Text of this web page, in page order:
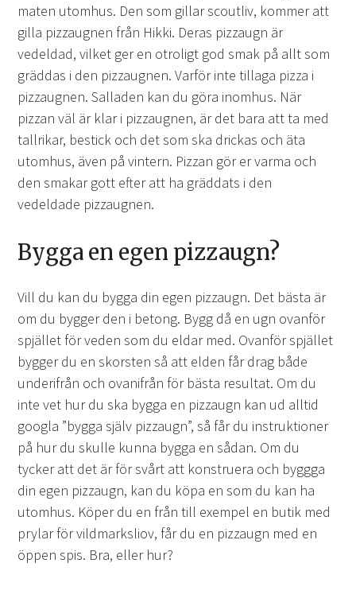
maten utomhus. Den som gillar scoutliv, kommer att
gilla pizzaugnen från Hikki. Deras pizzaugn är
vedeldad, vilket ger en otroligt god smak på allt som
gräddas i den pizzaugnen. Varför inte tillaga pizza i
pizzaugnen. Salladen kan du göra inomhus. När
pizzan väl är klar i pizzaugnen, är det bara att ta med
tallrikar, bestick och det som ska drickas och äta
utomhus, även på vintern. Pizzan gör er varma och
den smakar gott efter att ha gräddats i den
vedeldade pizzaugnen.
Bygga en egen pizzaugn?
Vill du kan du bygga din egen pizzaugn. Det bästa är
om du bygger den i betong. Bygg då en ugn ovanför
spjället för veden som du eldar med. Ovanför spjället
bygger du en skorsten så att elden får drag både
underifrån och ovanifrån för bästa resultat. Om du
inte vet hur du ska bygga en pizzaugn kan ud alltid
googla ”bygga själv pizzaugn”, så får du instruktioner
på hur du skulle kunna bygga en sådan. Om du
tycker att det är för svårt att konstruera och byggga
din egen pizzaugn, kan du köpa en som du kan ha
utomhus. Köper du en från till exempel en butik med
prylar för vildmarksliov, får du en pizzaugn med en
öppen spis. Bra, eller hur?